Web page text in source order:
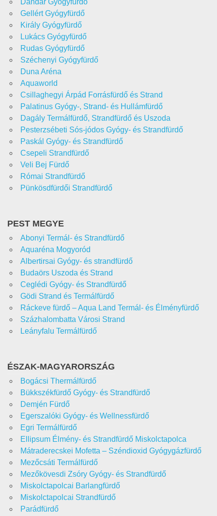
Dandár Gyógyfürdő
Gellért Gyógyfürdő
Király Gyógyfürdő
Lukács Gyógyfürdő
Rudas Gyógyfürdő
Széchenyi Gyógyfürdő
Duna Aréna
Aquaworld
Csillaghegyi Árpád Forrásfürdő és Strand
Palatinus Gyógy-, Strand- és Hullámfürdő
Dagály Termálfürdő, Strandfürdő és Uszoda
Pesterzsébeti Sós-jódos Gyógy- és Strandfürdő
Paskál Gyógy- és Strandfürdő
Csepeli Strandfürdő
Veli Bej Fürdő
Római Strandfürdő
Pünkösdfürdői Strandfürdő
PEST MEGYE
Abonyi Termál- és Strandfürdő
Aquaréna Mogyoród
Albertirsai Gyógy- és strandfürdő
Budaörs Uszoda és Strand
Ceglédi Gyógy- és Strandfürdő
Gödi Strand és Termálfürdő
Ráckeve fürdő – Aqua Land Termál- és Élményfürdő
Százhalombatta Városi Strand
Leányfalu Termálfürdő
ÉSZAK-MAGYARORSZÁG
Bogácsi Thermálfürdő
Bükkszékfürdő Gyógy- és Strandfürdő
Demjén Fürdő
Egerszalóki Gyógy- és Wellnessfürdő
Egri Termálfürdő
Ellipsum Élmény- és Strandfürdő Miskolctapolca
Mátraderecskei Mofetta – Széndioxid Gyógygázfürdő
Mezőcsáti Termálfürdő
Mezőkövesdi Zsóry Gyógy- és Strandfürdő
Miskolctapolcai Barlangfürdő
Miskolctapolcai Strandfürdő
Parádfürdő